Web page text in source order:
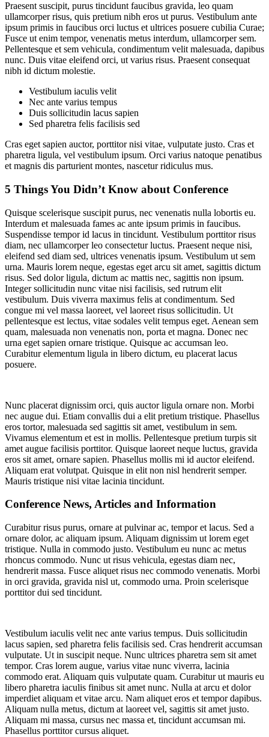
Praesent suscipit, purus tincidunt faucibus gravida, leo quam
ullamcorper risus, quis pretium nibh eros ut purus. Vestibulum ante
ipsum primis in faucibus orci luctus et ultrices posuere cubilia Curae;
Fusce ut enim tempor, venenatis metus interdum, ullamcorper sem.
Pellentesque et sem vehicula, condimentum velit malesuada, dapibus
nunc. Duis vitae eleifend orci, ut varius risus. Praesent consequat
nibh id dictum molestie.
Vestibulum iaculis velit
Nec ante varius tempus
Duis sollicitudin lacus sapien
Sed pharetra felis facilisis sed
Cras eget sapien auctor, porttitor nisi vitae, vulputate justo. Cras et
pharetra ligula, vel vestibulum ipsum. Orci varius natoque penatibus
et magnis dis parturient montes, nascetur ridiculus mus.
5 Things You Didn’t Know about Conference
Quisque scelerisque suscipit purus, nec venenatis nulla lobortis eu.
Interdum et malesuada fames ac ante ipsum primis in faucibus.
Suspendisse tempor id lacus in tincidunt. Vestibulum porttitor risus
diam, nec ullamcorper leo consectetur luctus. Praesent neque nisi,
eleifend sed diam sed, ultrices venenatis ipsum. Vestibulum ut sem
urna. Mauris lorem neque, egestas eget arcu sit amet, sagittis dictum
risus. Sed dolor ligula, dictum ac mattis nec, sagittis non ipsum.
Integer sollicitudin nunc vitae nisi facilisis, sed rutrum elit
vestibulum. Duis viverra maximus felis at condimentum. Sed
congue mi vel massa laoreet, vel laoreet risus sollicitudin. Ut
pellentesque est lectus, vitae sodales velit tempus eget. Aenean sem
quam, malesuada non venenatis non, porta et magna. Donec nec
urna eget sapien ornare tristique. Quisque ac accumsan leo.
Curabitur elementum ligula in libero dictum, eu placerat lacus
posuere.
Nunc placerat dignissim orci, quis auctor ligula ornare non. Morbi
nec augue dui. Etiam convallis dui a elit pretium tristique. Phasellus
eros tortor, malesuada sed sagittis sit amet, vestibulum in sem.
Vivamus elementum et est in mollis. Pellentesque pretium turpis sit
amet augue facilisis porttitor. Quisque laoreet neque luctus, gravida
eros sit amet, ornare sapien. Phasellus mollis mi id auctor eleifend.
Aliquam erat volutpat. Quisque in elit non nisl hendrerit semper.
Mauris tristique nisi vitae lacinia tincidunt.
Conference News, Articles and Information
Curabitur risus purus, ornare at pulvinar ac, tempor et lacus. Sed a
ornare dolor, ac aliquam ipsum. Aliquam dignissim ut lorem eget
tristique. Nulla in commodo justo. Vestibulum eu nunc ac metus
rhoncus commodo. Nunc ut risus vehicula, egestas diam nec,
hendrerit massa. Fusce aliquet risus nec commodo venenatis. Morbi
in orci gravida, gravida nisl ut, commodo urna. Proin scelerisque
porttitor dui sed tincidunt.
Vestibulum iaculis velit nec ante varius tempus. Duis sollicitudin
lacus sapien, sed pharetra felis facilisis sed. Cras hendrerit accumsan
vulputate. Ut in suscipit neque. Nunc ultrices pharetra sem sit amet
tempor. Cras lorem augue, varius vitae nunc viverra, lacinia
commodo erat. Aliquam quis vulputate quam. Curabitur ut mauris eu
libero pharetra iaculis finibus sit amet nunc. Nulla at arcu et dolor
imperdiet aliquam et vitae arcu. Nam aliquet eros et tempor dapibus.
Aliquam nulla metus, dictum at laoreet vel, sagittis sit amet justo.
Aliquam mi massa, cursus nec massa et, tincidunt accumsan mi.
Phasellus porttitor cursus aliquet.